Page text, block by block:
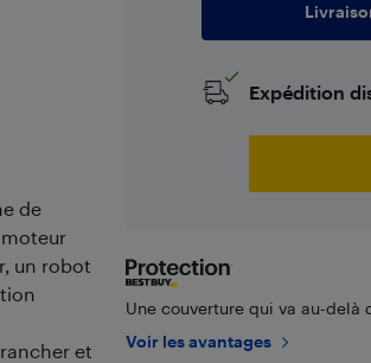
de
un robot
et
Expédition
Une couverture qui va au-
Voir les avantages